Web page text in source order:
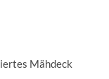
Mähdeck